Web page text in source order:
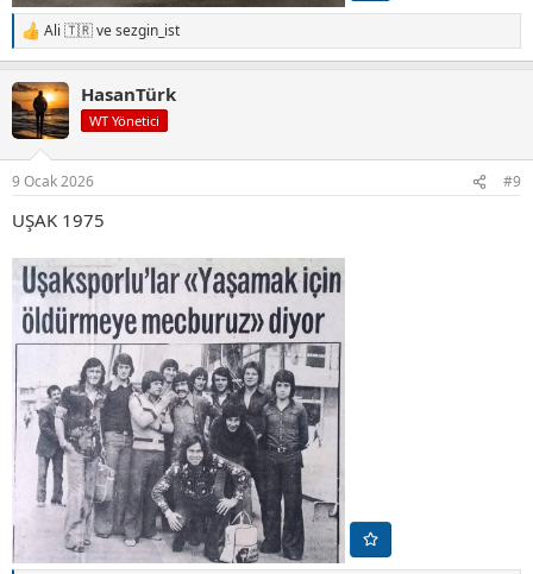
T
e
k
i
l
Ali 🇹🇷vesezgin_ist
HasanTürk
WT Yönetici
9 Ocak 2026 #9
UŞAK 1975